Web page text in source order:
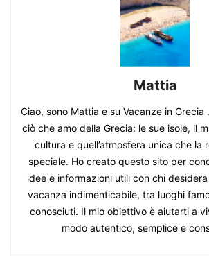
Mattia
Ciao, sono Mattia e su Vacanze in
ciò che amo della Grecia: le sue isole, il
cultura e quell’atmosfera unica che la
speciale. Ho creato questo sito per
idee e informazioni utili con chi
vacanza indimenticabile, tra luoghi
conosciuti. Il mio obiettivo è aiutarti a
modo autentico, semplice e